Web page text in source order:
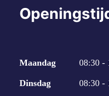
Maandag 08:30 -
Dinsdag 08:30 -